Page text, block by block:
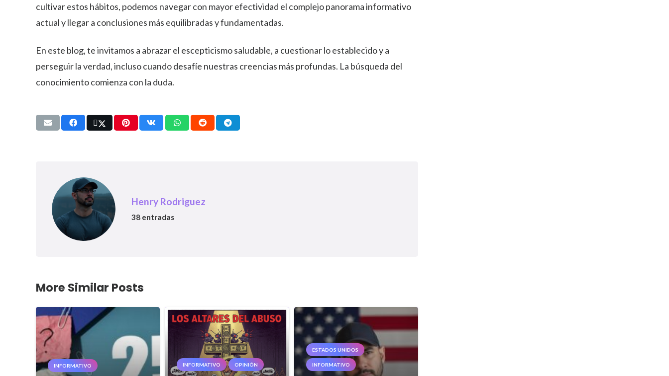
cultivar estos hábitos, podemos navegar con mayor efectividad el complejo panorama informativo
actual y llegar a conclusiones más equilibradas y fundamentadas.
En este blog, te invitamos a abrazar el escepticismo saludable, a cuestionar lo establecido y a
perseguir la verdad, incluso cuando desafíe nuestras creencias más profundas. La búsqueda del
conocimiento comienza con la duda.
Henry Rodriguez
38 entradas
More Similar Posts
INFORMATIVO INFORMATIVO OPINIÓN
ESTADOS UNIDOS
INFORMATIVO